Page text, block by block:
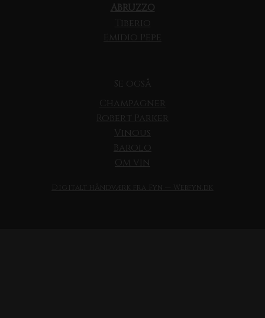
ABRUZZO
Tiberio
Emidio Pepe
Se også
Champagner
Robert Parker
Vinous
Barolo
Om vin
Digitalt håndværk fra Fyn — Webfyn.dk